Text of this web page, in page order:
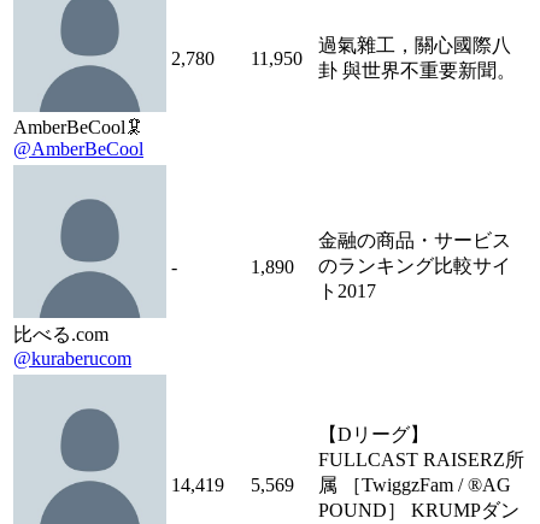
AmberBeCool🦑
@AmberBeCool
2,780 11,950
過氣雜工，關心國際八
卦 與世界不重要新聞。
比べる.com
@kuraberucom
- 1,890
金融の商品・サービス
のランキング比較サイ
ト2017
14,419 5,569
【Dリーグ】
FULLCAST RAISERZ所
属 ［TwiggzFam / ®️AG
POUND］ KRUMPダン